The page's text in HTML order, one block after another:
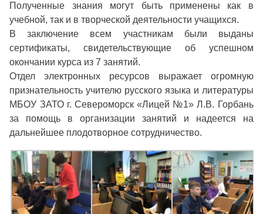
Полученные знания могут быть применены как в
учебной, так и в творческой деятельности учащихся.
В заключение всем участникам были выданы
сертификаты, свидетельствующие об успешном
окончании курса из 7 занятий.
Отдел электронных ресурсов выражает огромную
признательность учителю русского языка и литературы
МБОУ ЗАТО г. Североморск «Лицей №1» Л.В. Горбань
за помощь в организации занятий и надеется на
дальнейшее плодотворное сотрудничество.